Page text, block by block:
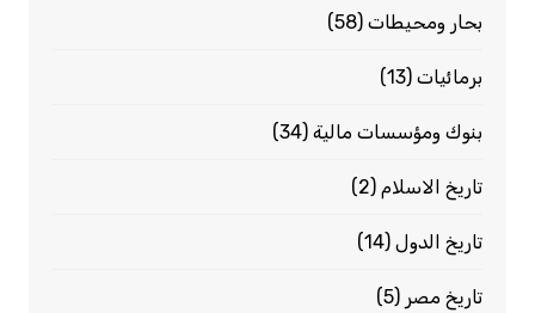
بحار ومحيطات(58)
برمائيات(13)
بنوك ومؤسسات مالية(34)
تاريخ الاسلام (2)
تاريخ الدول(14)
تاريخ مصر (5)